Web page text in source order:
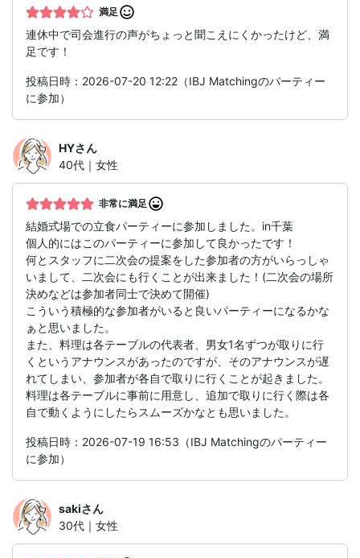
満足
連休中で司会進行の声がちょっと聞こえにくかったけど、満
足です！
投稿日時：2026-07-20 12:22（IBJ Matchingのパーティー
に参加）
HYさん
40代｜女性
非常に満足
結婚式場での立食パーティーに参加しました。in千葉
個人的にはこのパーティーに参加して良かったです！
何とスタッフに二次会の提案をした参加者の方がいらっしゃ
いまして、二次会にも行くことが出来ました！(二次会の場所
決めなどは参加者同士で決めて開催)
こういう積極的な参加者がいると良いパーティーになるかな
ぁと思いました。
また、料理は各テーブルの代表者、男女1名ずつが取りに行
くというアナウンスがあったのですが、そのアナウンスが遅
れてしまい、参加者が各自で取りに行くことが起きました。
料理は各テーブルに事前に用意し、追加で取りに行く際は各
自で動くようにしたらスムーズかなとも思いました。
投稿日時：2026-07-19 16:53（IBJ Matchingのパーティー
に参加）
sakiさん
30代｜女性